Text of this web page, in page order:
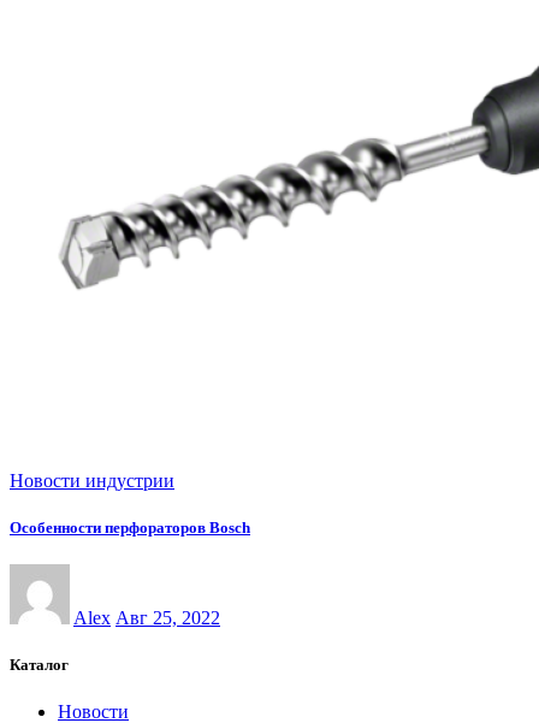
Новости индустрии
Особенности перфораторов Bosch
Alex Авг 25, 2022
Каталог
Новости